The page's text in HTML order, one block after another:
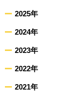
2025年
2024年
2023年
2022年
2021年